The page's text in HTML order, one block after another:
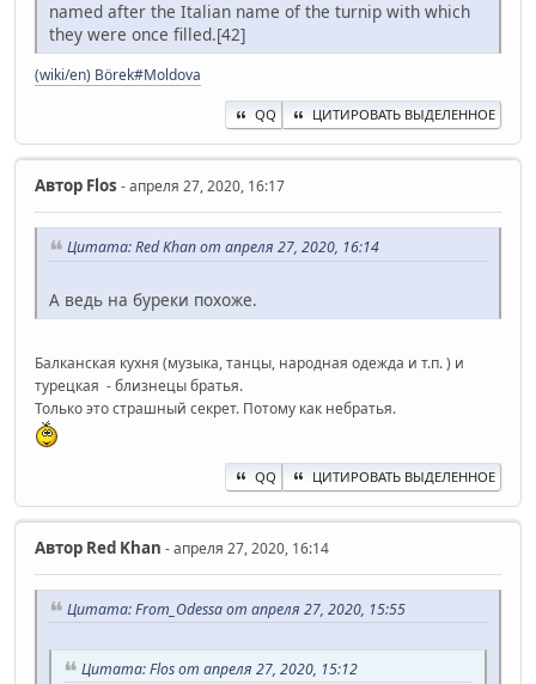
named after the Italian name of the turnip with which
they were once filled.[42]
(wiki/en) Börek#Moldova
QQ ЦИТИРОВАТЬ ВЫДЕЛЕННОЕ
Автор Flos - апреля 27, 2020, 16:17
Цитата: Red Khan от апреля 27, 2020, 16:14
А ведь на буреки похоже.
Балканская кухня (музыка, танцы, народная одежда и т.п. ) и
турецкая - близнецы братья.
Только это страшный секрет. Потому как небратья.
QQ ЦИТИРОВАТЬ ВЫДЕЛЕННОЕ
Автор Red Khan - апреля 27, 2020, 16:14
Цитата: From_Odessa от апреля 27, 2020, 15:55
Цитата: Flos от апреля 27, 2020, 15:12